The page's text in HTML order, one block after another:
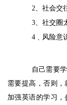
2 、社会交
3 、社交圈
4 ﹑风险意
自己需要
需要提高，否则
加强英语的学习